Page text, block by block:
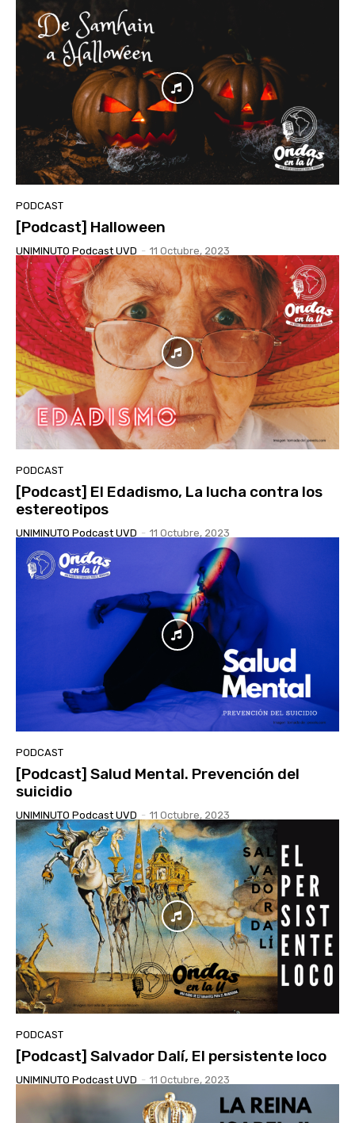
PODCAST
[Podcast] Halloween
UNIMINUTO Podcast UVD - 11 Octubre, 2023
PODCAST
[Podcast] El Edadismo, La lucha contra los
estereotipos
UNIMINUTO Podcast UVD - 11 Octubre, 2023
PODCAST
[Podcast] Salud Mental. Prevención del
suicidio
UNIMINUTO Podcast UVD - 11 Octubre, 2023
PODCAST
[Podcast] Salvador Dalí, El persistente loco
UNIMINUTO Podcast UVD - 11 Octubre, 2023